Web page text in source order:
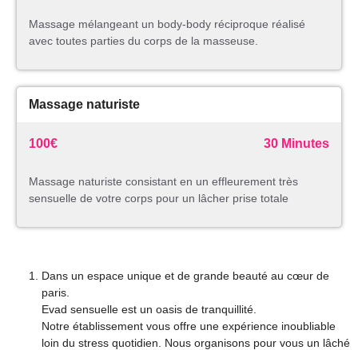
Massage mélangeant un body-body réciproque réalisé
avec toutes parties du corps de la masseuse.
Massage naturiste
100€ 30 Minutes
Massage naturiste consistant en un effleurement très
sensuelle de votre corps pour un lâcher prise totale
Dans un espace unique et de grande beauté au cœur de
paris.
Evad sensuelle est un oasis de tranquillité.
Notre établissement vous offre une expérience inoubliable
loin du stress quotidien. Nous organisons pour vous un lâché